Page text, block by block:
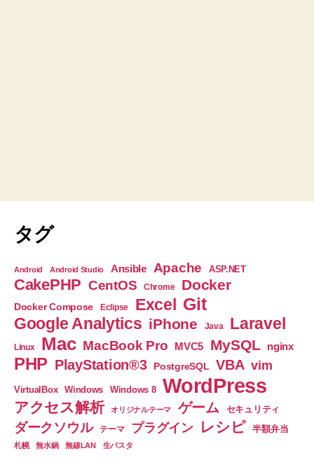
タグ
Android Android Studio Ansible Apache ASP.NET
CakePHP CentOS Chrome Docker
Docker Compose Eclipse Excel Git
Google Analytics iPhone Java Laravel
Linux Mac MacBook Pro MVC5 MySQL nginx
PHP PlayStation®3 PostgreSQL VBA vim
VirtualBox Windows Windows 8 WordPress
アクセス解析 オリジナルテーマ ゲーム セキュリティ
ダークソウル テーマ プラグイン レシピ 半額弁当
札幌 無水鍋 無線LAN 生パスタ